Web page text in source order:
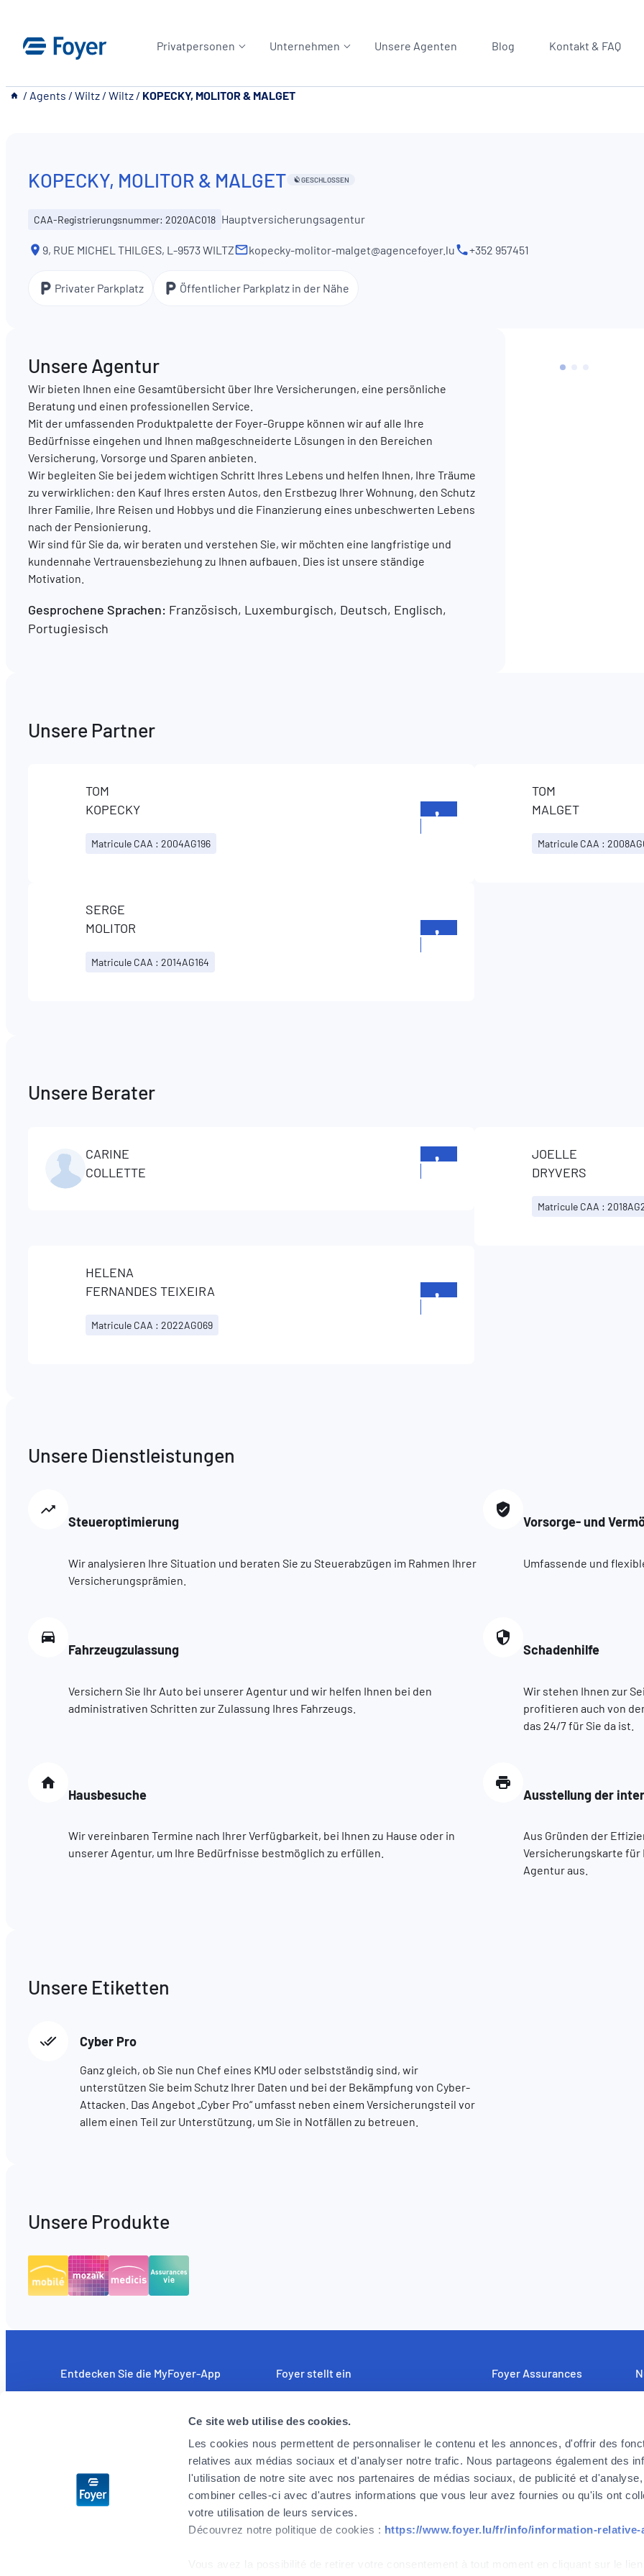
Ce site web utilise des cookies.
Les cookies nous permettent de personnaliser le contenu et les annonces, d'offrir des
relatives aux médias sociaux et d'analyser notre trafic. Nous partageons également des
l'utilisation de notre site avec nos partenaires de médias sociaux, de publicité et
combiner celles-ci avec d'autres informations que vous leur avez fournies ou qu'ils ont
votre utilisation de leurs services.
Découvrez notre politique de cookies : https://www.foyer.lu/fr/info/information-relative-
springen
Privatpersonen Unternehmen Unsere Agenten Blog Kontakt & FAQ
__ / Agents / Wiltz / Wiltz / KOPECKY, MOLITOR & MALGET
KOPECKY, MOLITOR & MALGET GESCHLOSSEN
CAA-Registrierungsnummer: 2020AC018 Hauptversicherungsagentur
9, RUE MICHEL THILGES, L-9573 WILTZ kopecky-molitor-malget@agencefoyer.lu +352 957451
Privater Parkplatz Öffentlicher Parkplatz in der Nähe
Unsere Agentur
Wir bieten Ihnen eine Gesamtübersicht über Ihre Versicherungen, eine persönliche
Beratung und einen professionellen Service.
Mit der umfassenden Produktpalette der Foyer-Gruppe können wir auf alle Ihre
Bedürfnisse eingehen und Ihnen maßgeschneiderte Lösungen in den Bereichen
Versicherung, Vorsorge und Sparen anbieten.
Wir begleiten Sie bei jedem wichtigen Schritt Ihres Lebens und helfen Ihnen, Ihre Träume
zu verwirklichen: den Kauf Ihres ersten Autos, den Erstbezug Ihrer Wohnung, den Schutz
Ihrer Familie, Ihre Reisen und Hobbys und die Finanzierung eines unbeschwerten Lebens
nach der Pensionierung.
Wir sind für Sie da, wir beraten und verstehen Sie, wir möchten eine langfristige und
kundennahe Vertrauensbeziehung zu Ihnen aufbauen. Dies ist unsere ständige
Motivation.
Gesprochene Sprachen: Französisch, Luxemburgisch, Deutsch, Englisch,
Portugiesisch
Unsere Partner
TOM
KOPECKY
Matricule CAA : 2004AG196
TOM
MALGET
Matricule CAA :
SERGE
MOLITOR
Matricule CAA : 2014AG164
Unsere Berater
CARINE
COLLETTE
JOELLE
DRYVERS
Matricule CAA :
HELENA
FERNANDES TEIXEIRA
Matricule CAA : 2022AG069
Unsere Dienstleistungen
Steueroptimierung
Wir analysieren Ihre Situation und beraten Sie zu Steuerabzügen im Rahmen Ihrer
Versicherungsprämien.
Vorsorge- und
Umfassende und
Fahrzeugzulassung
Versichern Sie Ihr Auto bei unserer Agentur und wir helfen Ihnen bei den
administrativen Schritten zur Zulassung Ihres Fahrzeugs.
Schadenhilfe
Wir stehen Ihnen zur
profitieren auch von
das 24/7 für Sie da ist.
Hausbesuche
Wir vereinbaren Termine nach Ihrer Verfügbarkeit, bei Ihnen zu Hause oder in
unserer Agentur, um Ihre Bedürfnisse bestmöglich zu erfüllen.
Ausstellung der
Aus Gründen der
Versicherungskarte für
Agentur aus.
Unsere Etiketten
Cyber Pro
Ganz gleich, ob Sie nun Chef eines KMU oder selbstständig sind, wir
unterstützen Sie beim Schutz Ihrer Daten und bei der Bekämpfung von Cyber-
Attacken. Das Angebot „Cyber Pro“ umfasst neben einem Versicherungsteil vor
allem einen Teil zur Unterstützung, um Sie in Notfällen zu betreuen.
Unsere Produkte
Entdecken Sie die MyFoyer-App
Erstattung medizinischer Kosten. Sie
verfolgen Ihre Schadensfälle in Echtzeit und
erhalten rund um die Uhr und an 7 Tagen der
Woche Hilfestellung über das Notfalltelefon.
Foyer stellt ein
leistungsbereiten und begeisterungsfähigen
Mitarbeitern und Mitarbeiterinnen, die die
Herausforderungen von heute und morgen
angehen möchten. Können Sie sich in dieser
Beschreibung wiedererkennen? Dann warten
Sie nicht länger!
Foyer Assurances
Derzeitgeschlossen
+352437 437